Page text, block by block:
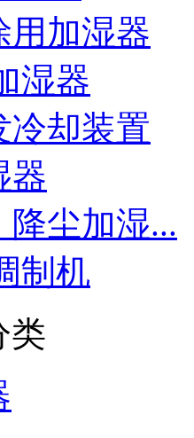
用加湿器
湿器
冷却装置
器
尘加湿...
制机
类